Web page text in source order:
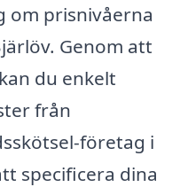
om prisnivåerna
Genom att
du enkelt
från
företag i
specificera dina